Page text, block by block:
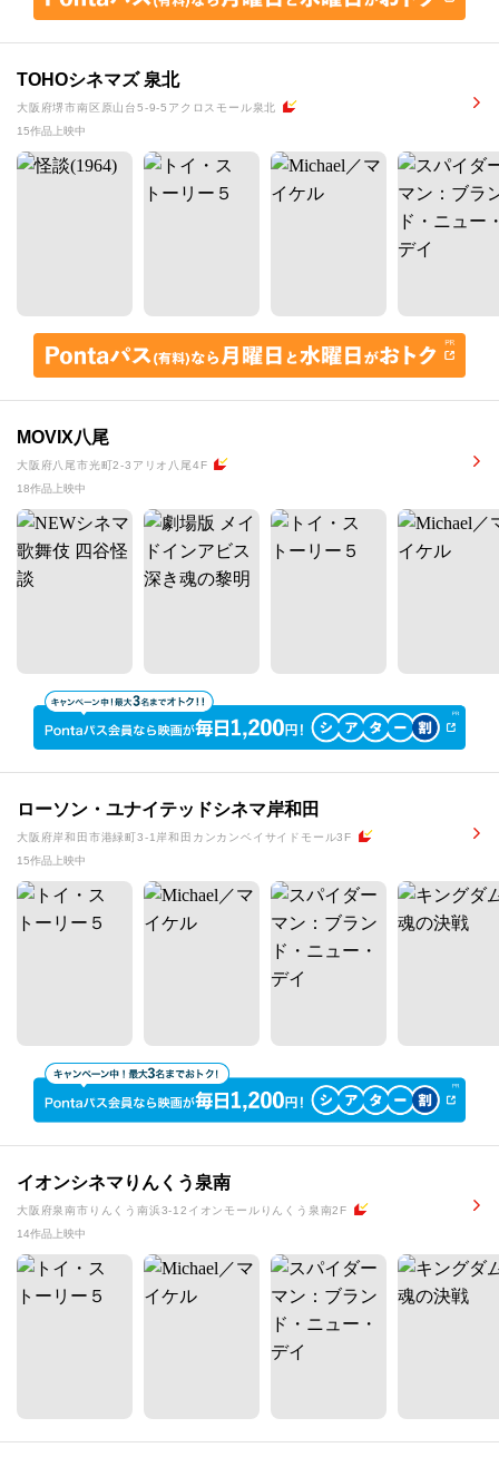
TOHOシネマズ 泉北
大阪府堺市南区原山台5-9-5アクロスモール泉北
15作品上映中
MOVIX八尾
大阪府八尾市光町2-3アリオ八尾4F
18作品上映中
ローソン・ユナイテッドシネマ岸和田
大阪府岸和田市港緑町3-1岸和田カンカンベイサイドモール3F
15作品上映中
イオンシネマりんくう泉南
大阪府泉南市りんくう南浜3-12イオンモールりんくう泉南2F
14作品上映中